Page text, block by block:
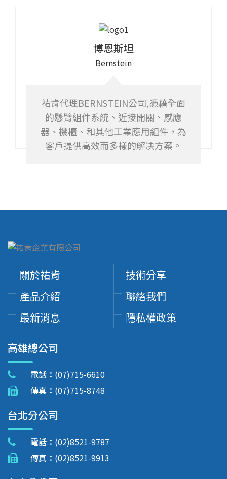
博恩斯坦
Bernstein
祐肯代理BERNSTEIN公司,憑藉全面
的懸臂組件系統、近接開關、感應
器、機櫃、和其他工業應用組件，為
客戶提供高效而多樣的解决方案。
關於祐肯
產品介紹
最新消息
技術分享
聯絡我們
隱私權政策
高雄總公司
電話： (07)715-6610
傳真： (07)715-8748
台北分公司
電話： (02)8521-9787
傳真： (02)8521-9913